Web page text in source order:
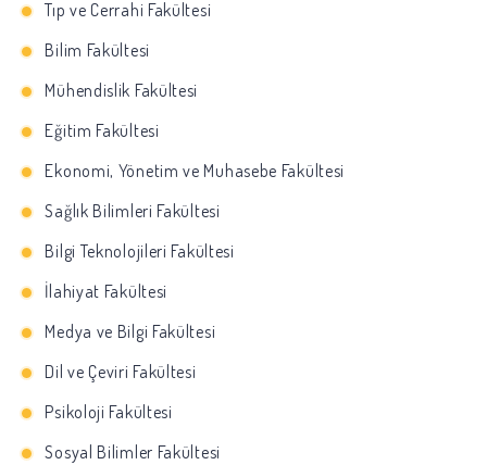
Tıp ve Cerrahi Fakültesi
Bilim Fakültesi
Mühendislik Fakültesi
Eğitim Fakültesi
Ekonomi, Yönetim ve Muhasebe Fakültesi
Sağlık Bilimleri Fakültesi
Bilgi Teknolojileri Fakültesi
İlahiyat Fakültesi
Medya ve Bilgi Fakültesi
Dil ve Çeviri Fakültesi
Psikoloji Fakültesi
Sosyal Bilimler Fakültesi